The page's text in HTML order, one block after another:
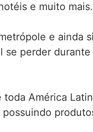
e muito mais.
e ainda
perder
América